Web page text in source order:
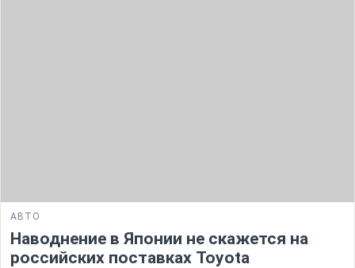
АВТО
Наводнение в Японии не скажется на
российских поставках Toyota